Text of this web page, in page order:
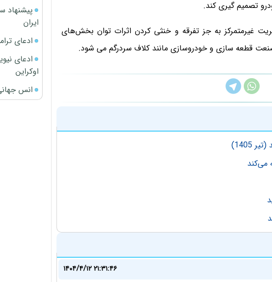
تصمیم گیری کند.
غیرمتمرکز به جز تفرقه و خنثی کردن اثرات توان بخش‌های
قطعه سازی و خودروسازی مانند کلاف سردرگم می شود.
می‌کند
۱۴۰۴/۴/۱۲ ۲۱:۳۱:۴۶
پیشنهاد
ایران
ادعای
ادعای
اوکراین
انس